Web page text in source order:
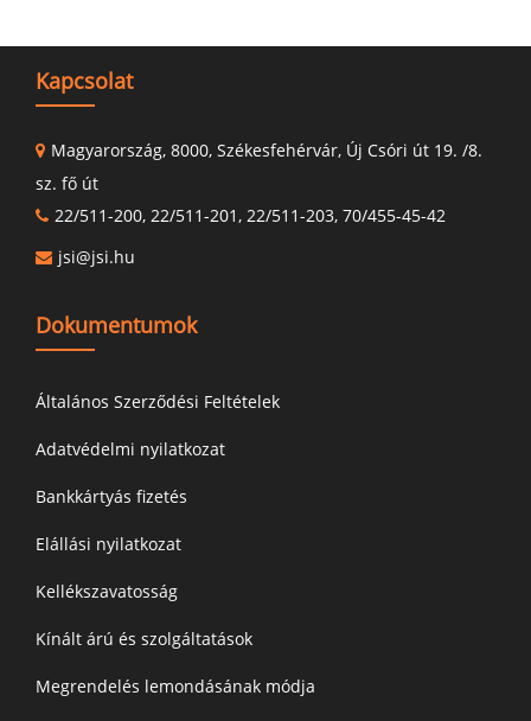
Kapcsolat
Magyarország, 8000, Székesfehérvár, Új Csóri út 19. /8.
sz. fő út
22/511-200, 22/511-201, 22/511-203, 70/455-45-42
jsi@jsi.hu
Dokumentumok
Általános Szerződési Feltételek
Adatvédelmi nyilatkozat
Bankkártyás fizetés
Elállási nyilatkozat
Kellékszavatosság
Kínált árú és szolgáltatások
Megrendelés lemondásának módja